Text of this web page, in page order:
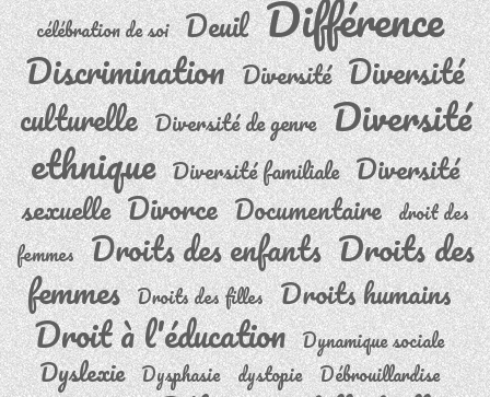
célébration de soi Deuil Différence
Discrimination Diversité Diversité
culturelle Diversité de genre Diversité
ethnique Diversité familiale Diversité
sexuelle Divorce Documentaire droit des
femmes Droits des enfants Droits des
femmes Droits des filles Droits humains
Droit à l'éducation Dynamique sociale
Dyslexie Dysphasie dystopie Débrouillardise